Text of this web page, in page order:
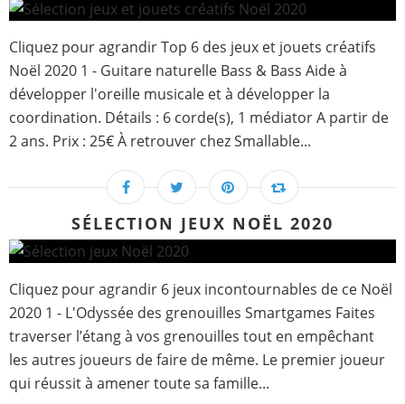
Cliquez pour agrandir Top 6 des jeux et jouets créatifs
Noël 2020 1 - Guitare naturelle Bass & Bass Aide à
développer l'oreille musicale et à développer la
coordination. Détails : 6 corde(s), 1 médiator A partir de
2 ans. Prix : 25€ À retrouver chez Smallable...
SÉLECTION JEUX NOËL 2020
Cliquez pour agrandir 6 jeux incontournables de ce Noël
2020 1 - L'Odyssée des grenouilles Smartgames Faites
traverser l’étang à vos grenouilles tout en empêchant
les autres joueurs de faire de même. Le premier joueur
qui réussit à amener toute sa famille...